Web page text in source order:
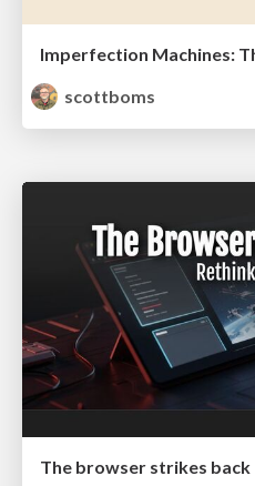
scottboms
The browser strikes back